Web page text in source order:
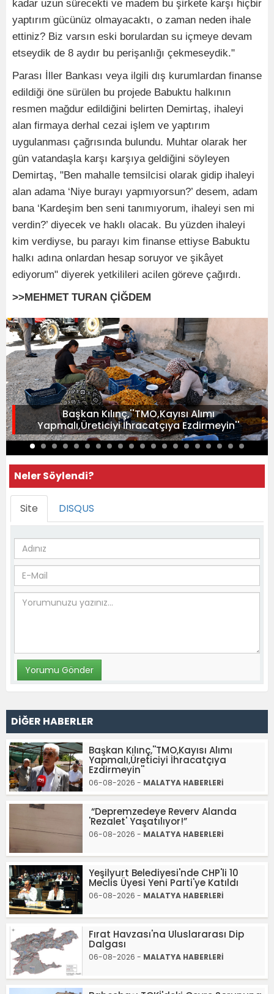
kadar uzun sürecekti ve madem bu şirkete karşı hiçbir
yaptırım gücünüz olmayacaktı, o zaman neden ihale
ettiniz? Biz varsın eski borulardan su içmeye devam
etseydik de 8 aydır bu perişanlığı çekmeseydik."
Parası İller Bankası veya ilgili dış kurumlardan finanse
edildiği öne sürülen bu projede Babuktu halkının
resmen mağdur edildiğini belirten Demirtaş, ihaleyi
alan firmaya derhal cezai işlem ve yaptırım
uygulanması çağrısında bulundu. Muhtar olarak her
gün vatandaşla karşı karşıya geldiğini söyleyen
Demirtaş, "Ben mahalle temsilcisi olarak gidip ihaleyi
alan adama ‘Niye burayı yapmıyorsun?’ desem, adam
bana ‘Kardeşim ben seni tanımıyorum, ihaleyi sen mi
verdin?’ diyecek ve haklı olacak. Bu yüzden ihaleyi
kim verdiyse, bu parayı kim finanse ettiyse Babuktu
halkı adına onlardan hesap soruyor ve şikâyet
ediyorum" diyerek yetkilileri acilen göreve çağırdı.
>>MEHMET TURAN ÇİĞDEM
Başkan Kılınç,''TMO,Kayısı Alımı
Yapmalı,Üreticiyi İhracatçıya Ezdirmeyin''
Neler Söylendi?
Site DISQUS
DİĞER HABERLER
Başkan Kılınç,''TMO,Kayısı Alımı
Yapmalı,Üreticiyi İhracatçıya
Ezdirmeyin''
06-08-2026 - MALATYA HABERLERİ
“Depremzedeye Reverv Alanda
'Rezalet' Yaşatılıyor!”
06-08-2026 - MALATYA HABERLERİ
Yeşilyurt Belediyesi'nde CHP'li 10
Meclis Üyesi Yeni Parti'ye Katıldı
06-08-2026 - MALATYA HABERLERİ
Fırat Havzası'na Uluslararası Dip
Dalgası
06-08-2026 - MALATYA HABERLERİ